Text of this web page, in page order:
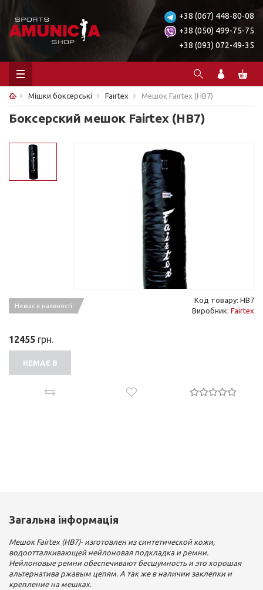
+38 (067) 448-80-08
+38 (050) 499-75-75
+38 (093) 072-49-35
Мішки боксерські Fairtex Мешок Fairtex (HB7)
Боксерский мешок Fairtex (HB7)
Немає в наявності
Код товару: HB7
Виробник: Fairtex
12455 грн.
НЕМАЄ В
Загальна інформація
Мешок Fairtex (HB7)- изготовлен из синтетической кожи,
водоотталкивающей нейлоновая подкладка и ремни.
Нейлоновые ремни обеспечивают бесшумность и это хорошая
альтернатива ржавым цепям. А так же в наличии заклепки и
крепление на мешках.